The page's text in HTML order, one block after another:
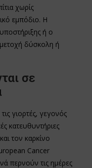
χωρίς
εμπόδιο. Η
ή ο
δύσκολη ή
σε
γιορτές, γεγονός
κατευθυντήριες
τον καρκίνο
Cancer
περνούν τις ημέρες